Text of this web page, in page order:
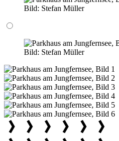
Bild: Stefan Müller
Bild: Stefan Müller